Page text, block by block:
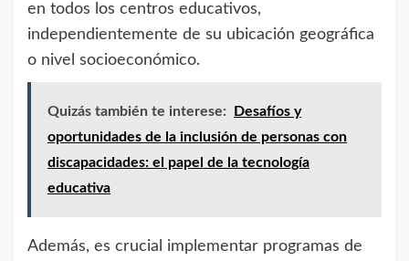
en todos los centros educativos,
independientemente de su ubicación geográfica
o nivel socioeconómico.
Quizás también te interese:
Desafíos y
oportunidades de la inclusión de personas con
discapacidades: el papel de la tecnología
educativa
Además, es crucial implementar programas de